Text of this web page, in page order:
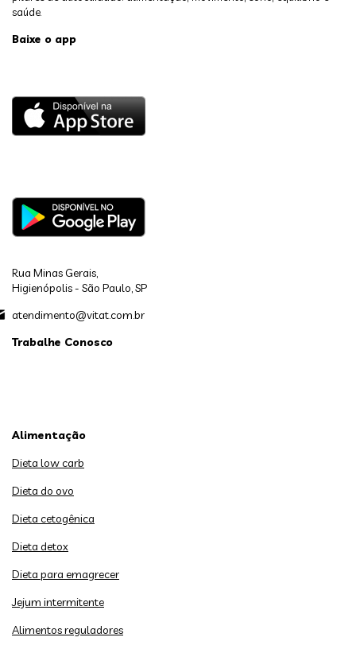
saúde.
Baixe o app
Rua Minas Gerais,
Higienópolis - São Paulo, SP
atendimento@vitat.com.br
Trabalhe Conosco
Alimentação
Dieta low carb
Dieta do ovo
Dieta cetogênica
Dieta detox
Dieta para emagrecer
Jejum intermitente
Alimentos reguladores